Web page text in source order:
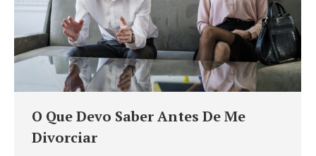
O Que Devo Saber Antes De Me
Divorciar